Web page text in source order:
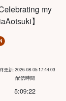
my
】
更新: 2026-08-05 17:44:03
配信時間
5:09:22